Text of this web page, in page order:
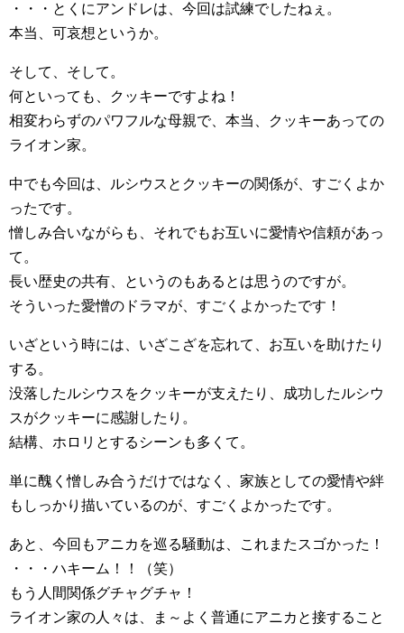
・・・とくにアンドレは、今回は試練でしたねぇ。
本当、可哀想というか。
そして、そして。
何といっても、クッキーですよね！
相変わらずのパワフルな母親で、本当、クッキーあっての
ライオン家。
中でも今回は、ルシウスとクッキーの関係が、すごくよか
ったです。
憎しみ合いながらも、それでもお互いに愛情や信頼があっ
て。
長い歴史の共有、というのもあるとは思うのですが。
そういった愛憎のドラマが、すごくよかったです！
いざという時には、いざこざを忘れて、お互いを助けたり
する。
没落したルシウスをクッキーが支えたり、成功したルシウ
スがクッキーに感謝したり。
結構、ホロリとするシーンも多くて。
単に醜く憎しみ合うだけではなく、家族としての愛情や絆
もしっかり描いているのが、すごくよかったです。
あと、今回もアニカを巡る騒動は、これまたスゴかった！
・・・ハキーム！！（笑）
もう人間関係グチャグチャ！
ライオン家の人々は、ま～よく普通にアニカと接すること